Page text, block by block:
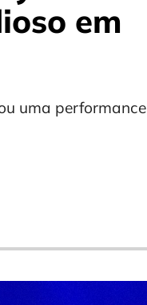
em
uma performance